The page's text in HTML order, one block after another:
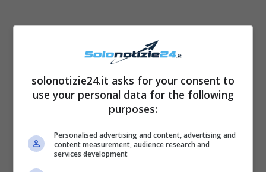
Paola Turci, la verità su Francesca
Pascale | La cantante rompe il silenzio
solonotizie24.it asks for your consent to
use your personal data for the following
purposes:
Personalised advertising and content, advertising and
content measurement, audience research and
services development